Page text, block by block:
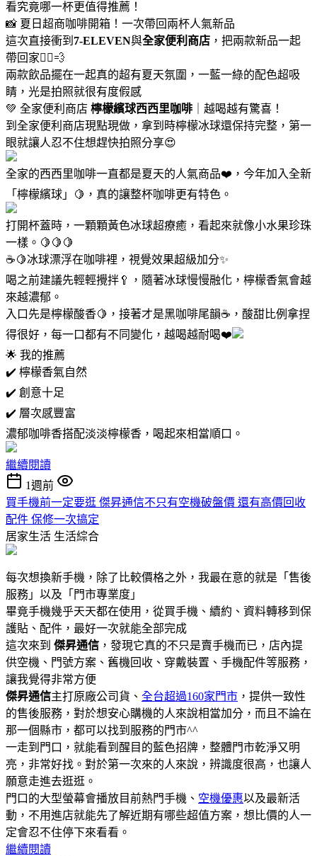
看究竟哪一杯更值得推薦！
📸 夏日超商咖啡開箱！一次帶回兩杯人氣新品
這次直接衝到 7-ELEVEN與全家便利商店 ，把兩款新品一起
帶回家🏃‍♀️💨
兩款飲品擺在一起真的超有夏天氛圍，一藍一綠的配色超吸
睛，光是拍照就很有度假感
💚 全家便利商店 檸檬繽球西西里咖啡 ｜越喝越有驚喜！
到全家便利商店現點現做，拿到時檸檬冰球還保持完整，第一
眼就讓人忍不住想趕快拍照分享😍
全家的西西里咖啡一直都是夏天的人氣商品❤️，今年加入全新
「檸檬繽球」🍋，真的讓整杯咖啡更有特色。
打開杯蓋時，一顆顆黃色冰球超療癒，看起來就像小水果珍珠
一樣。🍋🍋🍋
☕🍋冰球漂浮在咖啡裡，視覺效果超級加分✨
喝之前建議先輕輕攪拌🥄，隨著冰球慢慢融化，檸檬香氣會越
來越濃郁。
入口先是檸檬酸香🍋，接著才是黑咖啡尾韻☕，酸甜比例拿捏
得很好，每一口都有不同變化，越喝越耐喝❤️
🌟 我的推薦
✔️ 檸檬香氣自然
✔️ 創意十足
✔️ 層次感豐富
濃郁咖啡香搭配淡淡檸檬香，喝起來相當順口。
繼續閱讀
1週前
買手機前一定要逛 傑昇通信不只有空機破盤價 還有高價回收
配件 保修一次搞定
居家生活 生活綜合
每次想換新手機，除了比較價格之外，我最在意的就是「售後
服務」以及「門市專業度」
畢竟手機幾乎天天都在使用，從買手機、續約、資料轉移到保
護貼、配件，最好一次就能全部完成
這次來到 傑昇通信 ，發現它真的不只是賣手機而已，店內提
供空機、門號方案、舊機回收、穿戴裝置、手機配件等服務，
讓我覺得非常方便
傑昇通信主打原廠公司貨、 全台超過160家門市 ，提供一致性
的售後服務，對於想安心購機的人來說相當加分，而且不論在
那一個縣市，都可以找到服務的門市^^
一走到門口，就能看到醒目的藍色招牌，整體門市乾淨又明
亮，非常好找。對於第一次來的人來說，辨識度很高，也讓人
願意走進去逛逛。
門口的大型螢幕會播放目前熱門手機、 空機優惠以及最新活
動，不用進店就能先了解近期有哪些超值方案，想比價的人一
定會忍不住停下來看看。
繼續閱讀